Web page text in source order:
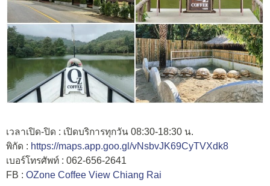
เวลาเปิด-ปิด : เปิดบริการทุกวัน 08:30-18:30 น.
พิกัด : https://maps.app.goo.gl/vNsbvJK69CyTVXdk8
เบอร์โทรศัพท์ : 062-656-2641
FB : OZone Coffee View Chiang Rai